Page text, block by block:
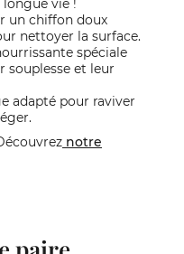
vie !
un chiffon doux
nettoyer la surface.
spéciale
souplesse et leur
adapté pour raviver
notre